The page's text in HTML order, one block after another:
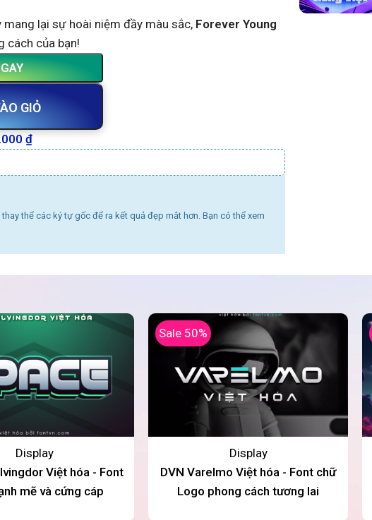
lại sự hoài niệm đầy màu sắc, Forever Young
cách của bạn!
GIỎ
₫
thể các ký tự gốc để ra kết quả đẹp mắt hơn. Bạn có thể xem
Display
Việt hóa - Font
mẽ và cứng cáp
Sale 50%
Display
DVN Varelmo Việt hóa - Font chữ
Logo phong cách tương lai